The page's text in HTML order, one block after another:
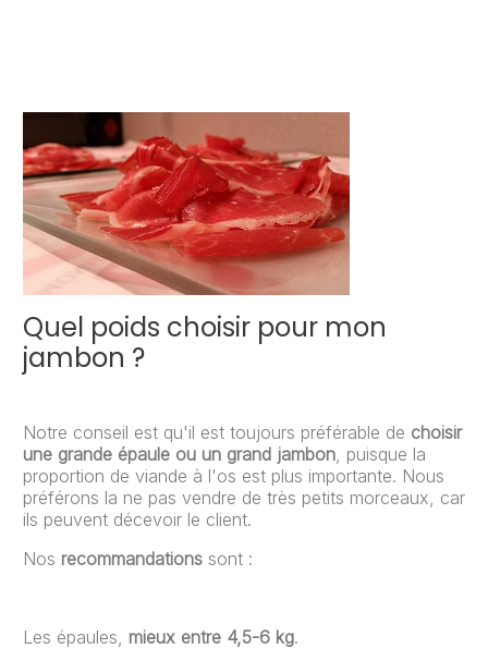
Quel poids choisir pour mon
jambon ?
Notre conseil est qu'il est toujours préférable de choisir
une grande épaule ou un grand jambon , puisque la
proportion de viande à l'os est plus importante. Nous
préférons la ne pas vendre de très petits morceaux, car
ils peuvent décevoir le client.
Nos recommandations sont :
Les épaules, mieux entre 4,5-6 kg.